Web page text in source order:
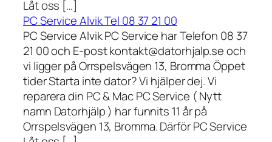
Låt oss […]
PC Service Alvik Tel 08 37 21 00
PC Service Alvik PC Service har Telefon 08 37
21 00 och E-post kontakt@datorhjalp.se och
vi ligger på Orrspelsvägen 13, Bromma Öppet
tider Starta inte dator? Vi hjälper dej. Vi
reparera din PC & Mac PC Service ( Nytt
namn Datorhjälp ) har funnits 11 år på
Orrspelsvägen 13, Bromma. Därför PC Service